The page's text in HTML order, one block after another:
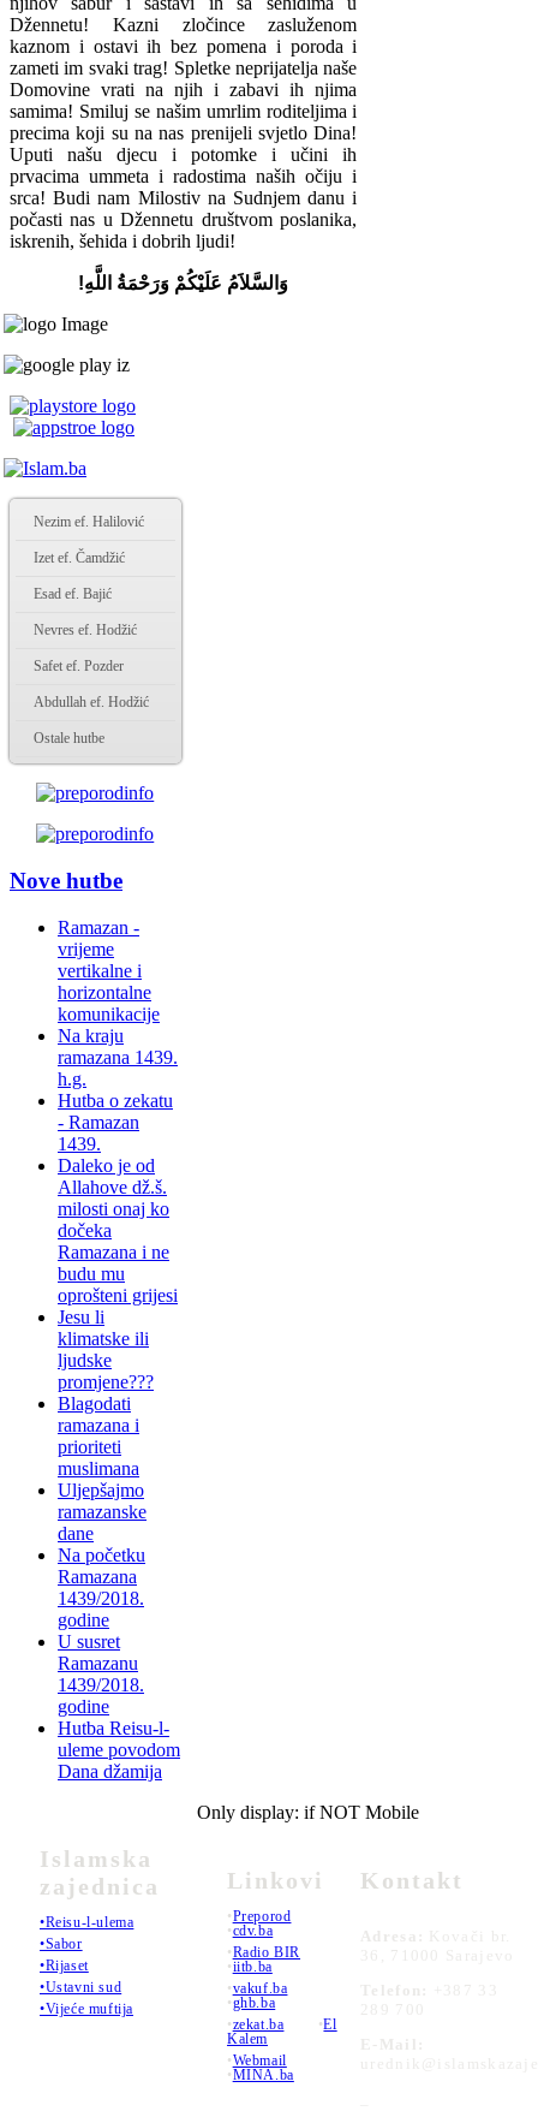
Džennetu! Kazni zločince zasluženom
kaznom i ostavi ih bez pomena i poroda i
zameti im svaki trag! Spletke neprijatelja naše
Domovine vrati na njih i zabavi ih njima
samima! Smiluj se našim umrlim roditeljima i
precima koji su na nas prenijeli svjetlo Dina!
Uputi našu djecu i potomke i učini ih
prvacima ummeta i radostima naših očiju i
srca! Budi nam Milostiv na Sudnjem danu i
počasti nas u Džennetu društvom poslanika,
iskrenih, šehida i dobrih ljudi!
وَالسَّلاَمُ عَلَيْكُمْ وَرَحْمَةُ اللَّهِ!
Nezim ef. Halilović
Izet ef. Čamdžić
Esad ef. Bajić
Nevres ef. Hodžić
Safet ef. Pozder
Abdullah ef. Hodžić
Ostale hutbe
Nove hutbe
Ramazan -
vrijeme
vertikalne i
horizontalne
komunikacije
Na kraju
ramazana 1439.
h.g.
Hutba o zekatu
- Ramazan
1439.
Daleko je od
Allahove dž.š.
milosti onaj ko
dočeka
Ramazana i ne
budu mu
oprošteni grijesi
Jesu li
klimatske ili
ljudske
promjene???
Blagodati
ramazana i
prioriteti
muslimana
Uljepšajmo
ramazanske
dane
Na početku
Ramazana
1439/2018.
godine
U susret
Ramazanu
1439/2018.
godine
Hutba Reisu-l-
uleme povodom
Dana džamija
Islamska
zajednica
•Reisu-l-ulema
•Sabor
•Rijaset
•Ustavni sud
•Vijeće muftija
Only display: if NOT Mobile
Linkovi
•Preporod
•cdv.ba
•Radio BIR
•iitb.ba
•vakuf.ba
•ghb.ba
•zekat.ba •El
Kalem
•Webmail
•MINA.ba
Kontakt
Adresa:
Kovači br.
36, 71000 Sarajevo
Telefon:
+387 33
289 700
E-Mail: